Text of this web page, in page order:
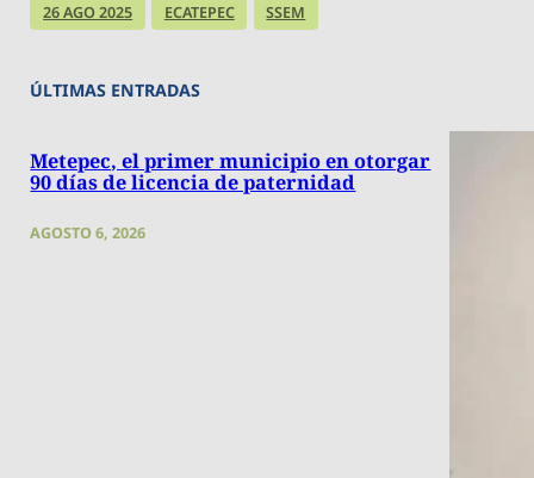
26 AGO 2025 ECATEPEC SSEM
ÚLTIMAS ENTRADAS
Metepec, el primer municipio en otorgar
90 días de licencia de paternidad
AGOSTO 6, 2026